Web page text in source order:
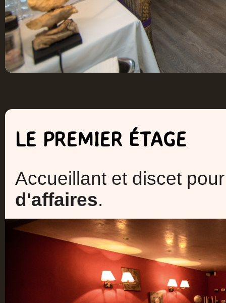
LE PREMIER ÉTAGE
Accueillant et discet
d'affaires.